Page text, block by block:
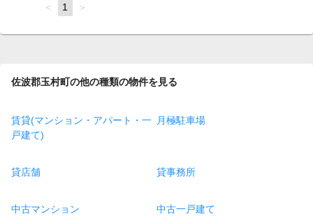
page
You're
page
1 page
佐波郡玉村町の他の種類の物件を見る
賃貸(マンション・アパート・一
戸建て)
月極駐車場
貸店舗 貸事務所
中古マンション 中古一戸建て